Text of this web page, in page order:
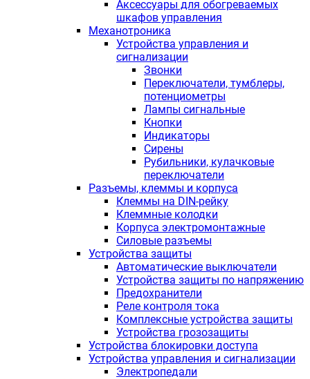
Аксессуары для обогреваемых
шкафов управления
Механотроника
Устройства управления и
сигнализации
Звонки
Переключатели, тумблеры,
потенциометры
Лампы сигнальные
Кнопки
Индикаторы
Сирены
Рубильники, кулачковые
переключатели
Разъемы, клеммы и корпуса
Клеммы на DIN-рейку
Клеммные колодки
Корпуса электромонтажные
Силовые разъемы
Устройства защиты
Автоматические выключатели
Устройства защиты по напряжению
Предохранители
Реле контроля тока
Комплексные устройства защиты
Устройства грозозащиты
Устройства блокировки доступа
Устройства управления и сигнализации
Электропедали